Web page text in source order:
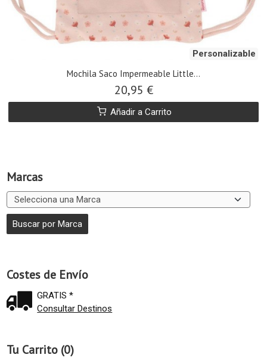
Marcas
Costes de Envío
GRATIS *
Consultar Destinos
Tu Carrito (0)
Personalizable
Mochila Saco Impermeable Little...
20,95 €
Añadir a Carrito